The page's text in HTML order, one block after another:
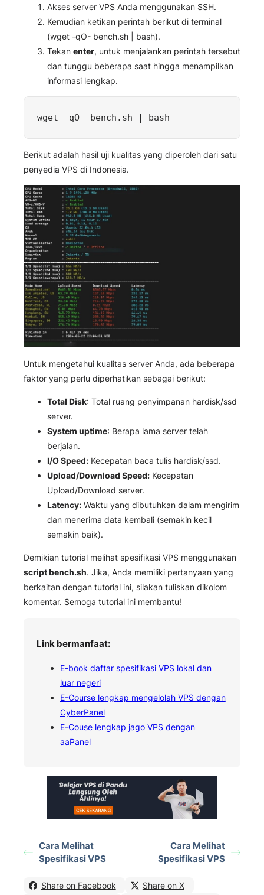
Akses server VPS Anda menggunakan SSH.
Kemudian ketikan perintah berikut di terminal
(wget -qO- bench.sh | bash).
Tekan enter, untuk menjalankan perintah tersebut
dan tunggu beberapa saat hingga menampilkan
informasi lengkap.
wget -qO- bench.sh | bash
Berikut adalah hasil uji kualitas yang diperoleh dari satu
penyedia VPS di Indonesia.
Untuk mengetahui kualitas server Anda, ada beberapa
faktor yang perlu diperhatikan sebagai berikut:
Total Disk: Total ruang penyimpanan hardisk/ssd
server.
System uptime: Berapa lama server telah
berjalan.
I/O Speed: Kecepatan baca tulis hardisk/ssd.
Upload/Download Speed: Kecepatan
Upload/Download server.
Latency: Waktu yang dibutuhkan dalam mengirim
dan menerima data kembali (semakin kecil
semakin baik).
Demikian tutorial melihat spesifikasi VPS menggunakan
scriptbench.sh. Jika, Anda memiliki pertanyaan yang
berkaitan dengan tutorial ini, silakan tuliskan dikolom
komentar. Semoga tutorial ini membantu!
Link bermanfaat:
E-book daftar spesifikasi VPS lokal dan
luar negeri
E-Course lengkap mengelolah VPS dengan
CyberPanel
E-Couse lengkap jago VPS dengan
aaPanel
Cara Melihat
Spesifikasi VPS
Cara Melihat
Spesifikasi VPS
Share on Facebook Share on X